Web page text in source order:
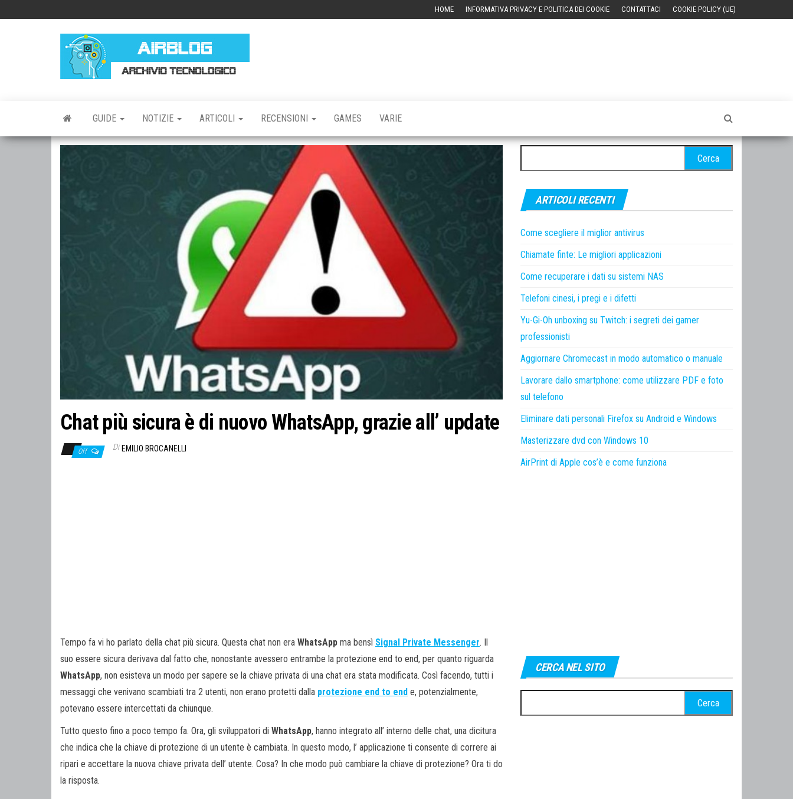
HOME INFORMATIVA PRIVACY E POLITICA DEI COOKIE CONTATTACI COOKIE POLICY (UE)
GUIDE NOTIZIE ARTICOLI RECENSIONI GAMES VARIE
Chat più sicura è di nuovo WhatsApp, grazie all’ update
Off Di EMILIO BROCANELLI
Tempo fa vi ho parlato della chat più sicura. Questa chat non era WhatsApp ma bensì Signal Private Messenger. Il
suo essere sicura derivava dal fatto che, nonostante avessero entrambe la protezione end to end, per quanto riguarda
WhatsApp, non esisteva un modo per sapere se la chiave privata di una chat era stata modificata. Così facendo, tutti i
messaggi che venivano scambiati tra 2 utenti, non erano protetti dalla protezione end to end e, potenzialmente,
potevano essere intercettati da chiunque.
Tutto questo fino a poco tempo fa. Ora, gli sviluppatori di WhatsApp, hanno integrato all’ interno delle chat, una dicitura
che indica che la chiave di protezione di un utente è cambiata. In questo modo, l’ applicazione ti consente di correre ai
ripari e accettare la nuova chiave privata dell’ utente. Cosa? In che modo può cambiare la chiave di protezione? Ora ti do
la risposta.
per:
ARTICOLI RECENTI
Come scegliere il miglior antivirus
Chiamate finte: Le migliori applicazioni
Come recuperare i dati su sistemi NAS
Telefoni cinesi, i pregi e i difetti
Yu-Gi-Oh unboxing su Twitch: i segreti dei gamer
professionisti
Aggiornare Chromecast in modo automatico o manuale
Lavorare dallo smartphone: come utilizzare PDF e foto
sul telefono
Eliminare dati personali Firefox su Android e Windows
Masterizzare dvd con Windows 10
AirPrint di Apple cos’è e come funziona
CERCA NEL SITO
per: